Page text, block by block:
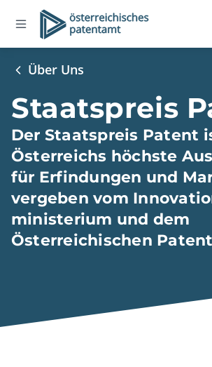
Open
navigation
Logo
Über Uns
Staatspreis
Der Staatspreis Patent
Österreichs höchste
für Erfindungen und
vergeben vom
ministerium und dem
Österreichischen